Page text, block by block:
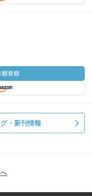
・新刊情報